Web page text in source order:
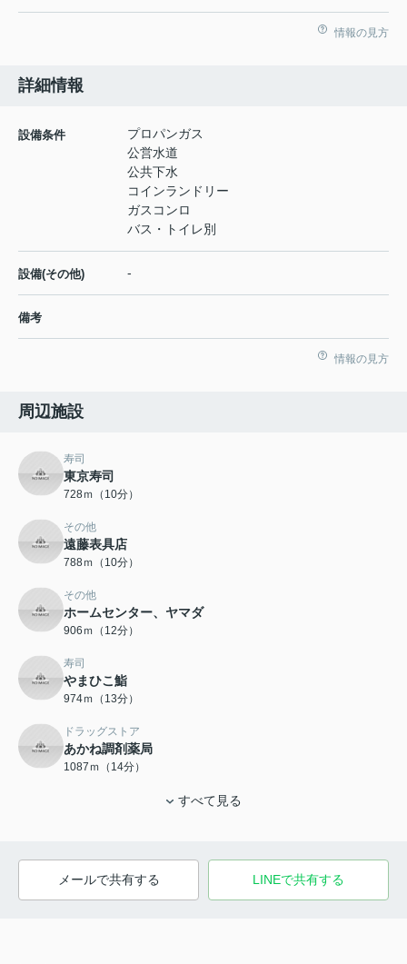
情報の見方
詳細情報
設備条件
プロパンガス
公営水道
公共下水
コインランドリー
ガスコンロ
バス・トイレ別
設備(その他) -
備考
情報の見方
周辺施設
寿司
東京寿司
728ｍ（10分）
その他
遠藤表具店
788ｍ（10分）
その他
ホームセンター、ヤマダ
906ｍ（12分）
寿司
やまひこ鮨
974ｍ（13分）
ドラッグストア
あかね調剤薬局
1087ｍ（14分）
すべて見る
メールで共有する LINEで共有する